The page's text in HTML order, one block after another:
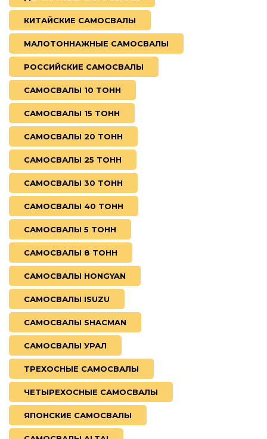
КИТАЙСКИЕ САМОСВАЛЫ
МАЛОТОННАЖНЫЕ САМОСВАЛЫ
РОССИЙСКИЕ САМОСВАЛЫ
САМОСВАЛЫ 10 ТОНН
САМОСВАЛЫ 15 ТОНН
САМОСВАЛЫ 20 ТОНН
САМОСВАЛЫ 25 ТОНН
САМОСВАЛЫ 30 ТОНН
САМОСВАЛЫ 40 ТОНН
САМОСВАЛЫ 5 ТОНН
САМОСВАЛЫ 8 ТОНН
САМОСВАЛЫ HONGYAN
САМОСВАЛЫ ISUZU
САМОСВАЛЫ SHACMAN
САМОСВАЛЫ УРАЛ
ТРЕХОСНЫЕ САМОСВАЛЫ
ЧЕТЫРЕХОСНЫЕ САМОСВАЛЫ
ЯПОНСКИЕ САМОСВАЛЫ